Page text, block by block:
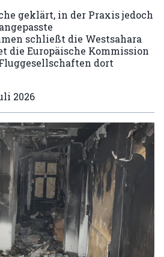
geklärt, in der Praxis jedoch
schließt die Westsahara
die Europäische Kommission
dort
2026